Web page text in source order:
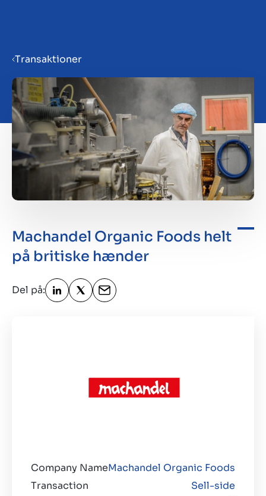
Gør virksomhed klar til salg
Salg af virksomhed
Køb af virksomhed
Insights
Om os
Kontakt
DK
Transaktioner
Machandel Organic Foods helt
på britiske hænder
Del på:
Company NameMachandel Organic Foods
Transaction
Sell-side